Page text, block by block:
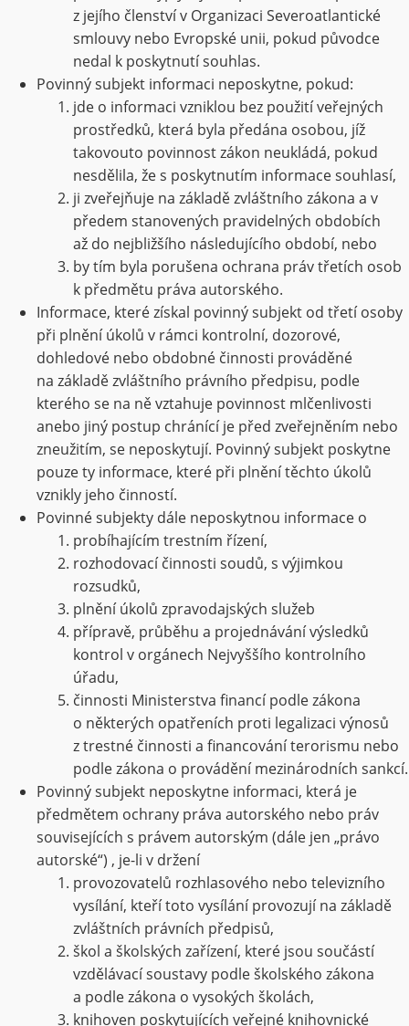
z jejího členství v Organizaci Severoatlantické
smlouvy nebo Evropské unii, pokud původce
nedal k poskytnutí souhlas.
Povinný subjekt informaci neposkytne, pokud:
jde o informaci vzniklou bez použití veřejných
prostředků, která byla předána osobou, jíž
takovouto povinnost zákon neukládá, pokud
nesdělila, že s poskytnutím informace souhlasí,
ji zveřejňuje na základě zvláštního zákona a v
předem stanovených pravidelných obdobích
až do nejbližšího následujícího období, nebo
by tím byla porušena ochrana práv třetích osob
k předmětu práva autorského.
Informace, které získal povinný subjekt od třetí osoby
při plnění úkolů v rámci kontrolní, dozorové,
dohledové nebo obdobné činnosti prováděné
na základě zvláštního právního předpisu, podle
kterého se na ně vztahuje povinnost mlčenlivosti
anebo jiný postup chránící je před zveřejněním nebo
zneužitím, se neposkytují. Povinný subjekt poskytne
pouze ty informace, které při plnění těchto úkolů
vznikly jeho činností.
Povinné subjekty dále neposkytnou informace o
probíhajícím trestním řízení,
rozhodovací činnosti soudů, s výjimkou
rozsudků,
plnění úkolů zpravodajských služeb
přípravě, průběhu a projednávání výsledků
kontrol v orgánech Nejvyššího kontrolního
úřadu,
činnosti Ministerstva financí podle zákona
o některých opatřeních proti legalizaci výnosů
z trestné činnosti a financování terorismu nebo
podle zákona o provádění mezinárodních sankcí.
Povinný subjekt neposkytne informaci, která je
předmětem ochrany práva autorského nebo práv
souvisejících s právem autorským (dále jen „právo
autorské“) , je-li v držení
provozovatelů rozhlasového nebo televizního
vysílání, kteří toto vysílání provozují na základě
zvláštních právních předpisů,
škol a školských zařízení, které jsou součástí
vzdělávací soustavy podle školského zákona
a podle zákona o vysokých školách,
knihoven poskytujících veřejné knihovnické